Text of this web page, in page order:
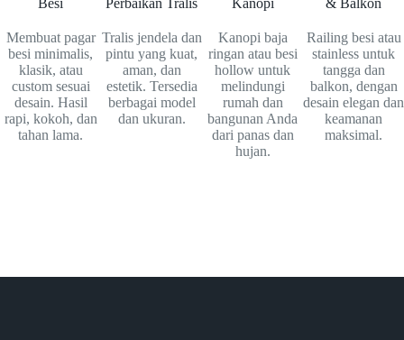
Besi
Membuat pagar
besi minimalis,
klasik, atau
custom sesuai
desain. Hasil
rapi, kokoh, dan
tahan lama.
Perbaikan Tralis
Tralis jendela dan
pintu yang kuat,
aman, dan
estetik. Tersedia
berbagai model
dan ukuran.
Kanopi
Kanopi baja
ringan atau besi
hollow untuk
melindungi
rumah dan
bangunan Anda
dari panas dan
hujan.
& Balkon
Railing besi atau
stainless untuk
tangga dan
balkon, dengan
desain elegan dan
keamanan
maksimal.